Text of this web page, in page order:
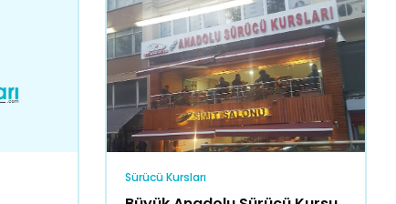
Sürücü Kursları